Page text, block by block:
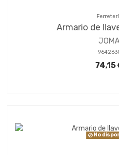
Armario de
74,15
No